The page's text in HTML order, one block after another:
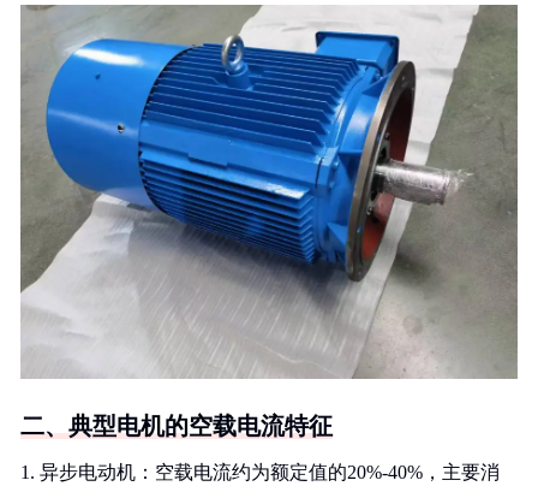
二、典型电机的空载电流特征
1. 异步电动机：空载电流约为额定值的20%-40%，主要消